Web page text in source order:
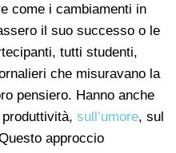
come i cambiamenti in
il suo successo o le
tutti studenti,
che misuravano la
pensiero. Hanno anche
sull’umore, sul
approccio